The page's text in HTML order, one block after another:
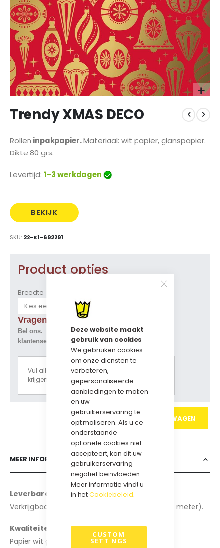
Deze website maakt
gebruik van cookies
We gebruiken cookies
om onze diensten te
verbeteren,
gepersonaliseerde
aanbiedingen te maken
en uw
gebruikerservaring te
optimaliseren. Als u de
onderstaande
optionele cookies niet
accepteert, kan dit uw
gebruikerservaring
negatief beïnvloeden.
Meer informatie vindt u
in hetCookiebeleid.
CUSTOM
SETTINGS
naar
het
van
de
gallerij
Trendy XMAS DECO
Rollen inpakpapier.Materiaal: wit papier, glanspapier.
Dikte 80 grs.
Levertijd: 1-3 werkdagen
BEKIJK
SKU 22-K1-692291
Product opties
Breedte
Vragen over dit artikel ?
Bel ons. Tel. 073-5229800
klantenservice@geschenkdozen.eu
Vul alle opties in om een prijsoverzicht te
krijgen.
IN WINKELWAGEN
MEER INFORMATIE
Leverbare breedtes:
Verkrijgbaar in de breedte: 30cm en 50cm (200 meter).
Kwaliteiten:
Papier wit glans.